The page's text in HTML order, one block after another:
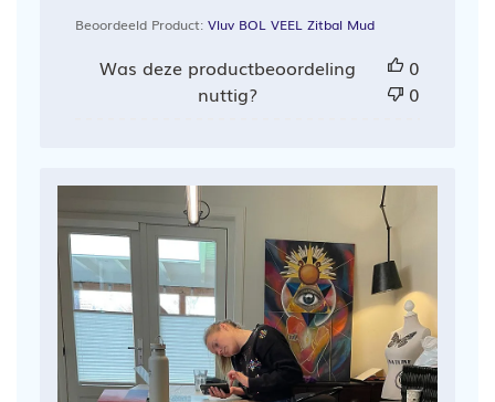
Beoordeeld Product: Vluv BOL VEEL Zitbal Mud
Was deze productbeoordeling
nuttig?
0
0